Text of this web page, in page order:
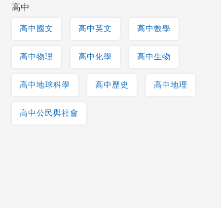
高中
高中國文 高中英文 高中數學
高中物理 高中化學 高中生物
高中地球科學 高中歷史 高中地理
高中公民與社會